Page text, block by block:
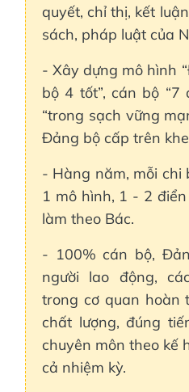
quyết, chỉ thị, kết
sách, pháp luật của
- Xây dựng mô hình
bộ 4 tốt”, cán bộ
“trong sạch vững
Đảng bộ cấp trên
- Hàng năm, mỗi
1 mô hình, 1 - 2
làm theo Bác.
- 100% cán bộ,
người lao động,
trong cơ quan hoàn
chất lượng, đúng
chuyên môn theo kế
cả nhiệm kỳ.